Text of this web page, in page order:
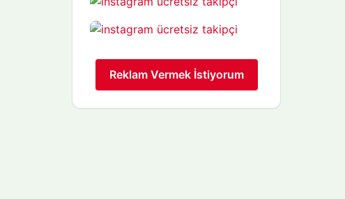
Reklam Vermek İstiyorum